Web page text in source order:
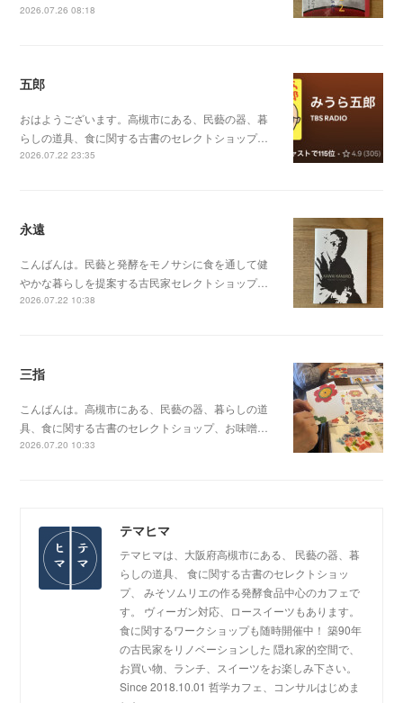
2026.07.26 08:18
五郎
おはようございます。高槻市にある、民藝の器、暮
らしの道具、食に関する古書のセレクトショップ…
2026.07.22 23:35
永遠
こんばんは。民藝と発酵をモノサシに食を通して健
やかな暮らしを提案する古民家セレクトショップ…
2026.07.22 10:38
三指
こんばんは。高槻市にある、民藝の器、暮らしの道
具、食に関する古書のセレクトショップ、お味噌…
2026.07.20 10:33
テマヒマ
テマヒマは、大阪府高槻市にある、 民藝の器、暮
らしの道具、 食に関する古書のセレクトショッ
プ、 みそソムリエの作る発酵食品中心のカフェで
す。 ヴィーガン対応、ロースイーツもあります。
食に関するワークショップも随時開催中！ 築90年
の古民家をリノベーションした 隠れ家的空間で、
お買い物、ランチ、スイーツをお楽しみ下さい。
Since 2018.10.01 哲学カフェ、コンサルはじめま